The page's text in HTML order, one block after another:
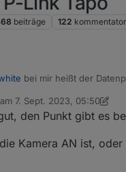
beiträge 122
bei mir heißt der
7. Sept. 2023, 05:50
von Walter White9.
den Punkt gibt es
Kamera AN ist,